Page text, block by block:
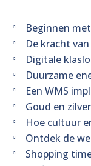
Beginnen
De kracht
Digitale
Duurzame
Een WMS
Goud en
Hoe cultuur
Ontdek de
Shopping